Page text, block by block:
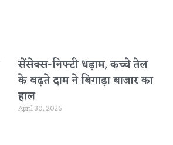
सेंसेक्स-निफ्टी धड़ाम, कच्चे तेल
के बढ़ते दाम ने बिगाड़ा बाजार का
हाल
April 30, 2026